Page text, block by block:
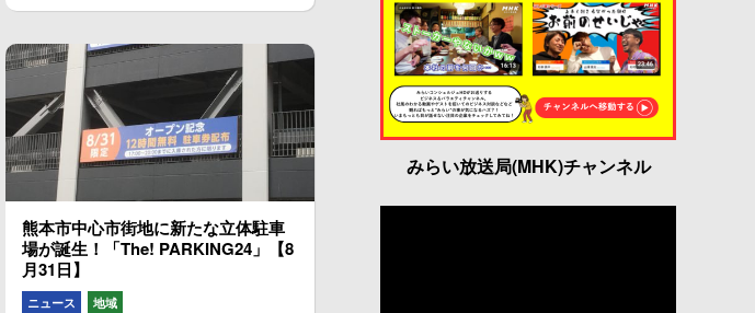
熊本市中心市街地に新たな立体駐車
場が誕生！「The! PARKING24」【8
月31日】
ニュース 地域
みらい放送局(MHK)チャンネル